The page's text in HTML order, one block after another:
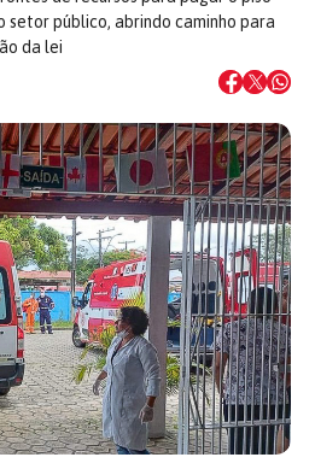
setor público, abrindo caminho para
da lei